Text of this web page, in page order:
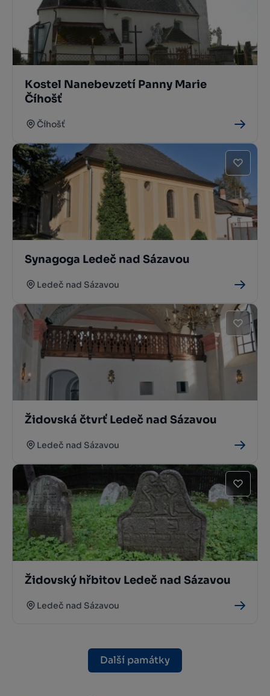
Kostel Nanebevzetí Panny Marie
Číhošť
Číhošť
Synagoga Ledeč nad Sázavou
Ledeč nad Sázavou
Židovská čtvrť Ledeč nad Sázavou
Ledeč nad Sázavou
Židovský hřbitov Ledeč nad Sázavou
Ledeč nad Sázavou
Další památky